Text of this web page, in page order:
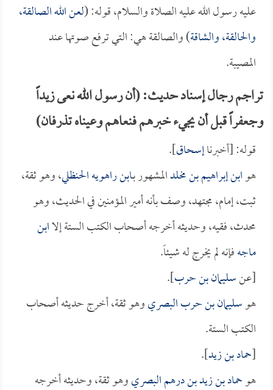
عليه رسول الله عليه الصلاة والسلام، قوله: (لعن الله الصالقة،
والحالقة، والشاقة) والصالقة هي: التي ترفع صوتها عند
المصيبة.
تراجم رجال إسناد حديث: (أن رسول الله نعى زيداً
وجعفراً قبل أن يجيء خبرهم فنعاهم وعيناه تذرفان)
قوله: [أخبرناإسحاق].
هوابن إبراهيم بن مخلدالمشهور بـابن راهويه الحنظلي، وهو ثقة،
ثبت، إمام، مجتهد، وصف بأنه أمير المؤمنين في الحديث، وهو
محدث، فقيه، وحديثه أخرجه أصحاب الكتب الستة إلاابن
ماجهفإنه لم يخرج له شيئاً.
[عنسليمان بن حرب].
هوسليمان بن حرب البصريوهو ثقة، أخرج حديثه أصحاب
الكتب الستة.
[حماد بن زيد].
هوحماد بن زيد بن درهم البصريوهو ثقة، وحديثه أخرجه